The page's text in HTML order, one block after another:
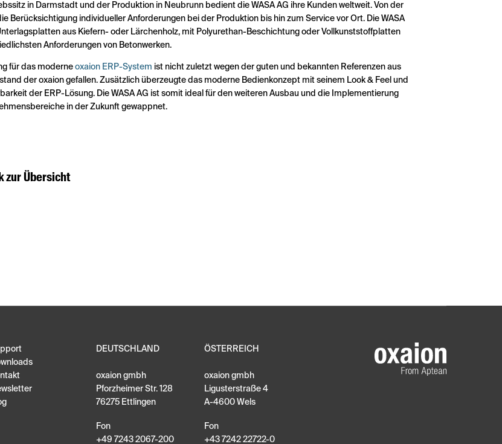
in Darmstadt und der Produktion in Neubrunn bedient die WASA AG ihre Kunden weltweit. Von der
Berücksichtigung individueller Anforderungen bei der Produktion bis hin zum Service vor Ort. Die WASA
aus Kiefern- oder Lärchenholz, mit Polyurethan-Beschichtung oder Vollkunststoffplatten
Anforderungen von Betonwerken.
für das moderne oxaion ERP-System ist nicht zuletzt wegen der guten und bekannten Referenzen aus
der oxaion gefallen. Zusätzlich überzeugte das moderne Bedienkonzept mit seinem Look & Feel und
der ERP-Lösung. Die WASA AG ist somit ideal für den weiteren Ausbau und die Implementierung
in der Zukunft gewappnet.
zur Übersicht
DEUTSCHLAND
oxaion gmbh
Pforzheimer Str. 128
76275 Ettlingen
Fon
+49 7243 2067-200
ÖSTERREICH
oxaion gmbh
Ligusterstraße 4
A-4600 Wels
Fon
+43 7242 22722-0